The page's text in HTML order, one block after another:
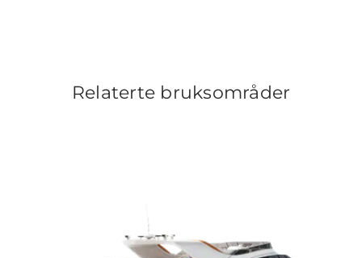
Relaterte bruksområder